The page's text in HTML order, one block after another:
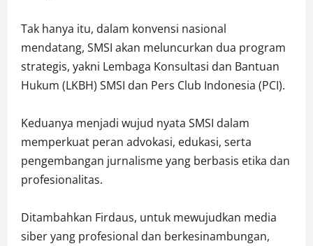
Tak hanya itu, dalam konvensi nasional
mendatang, SMSI akan meluncurkan dua program
strategis, yakni Lembaga Konsultasi dan Bantuan
Hukum (LKBH) SMSI dan Pers Club Indonesia (PCI).
Keduanya menjadi wujud nyata SMSI dalam
memperkuat peran advokasi, edukasi, serta
pengembangan jurnalisme yang berbasis etika dan
profesionalitas.
Ditambahkan Firdaus, untuk mewujudkan media
siber yang profesional dan berkesinambungan,